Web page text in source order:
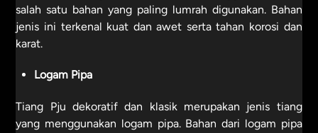
salah satu bahan yang paling lumrah digunakan. Bahan
jenis ini terkenal kuat dan awet serta tahan korosi dan
karat.
Logam Pipa
Tiang Pju dekoratif dan klasik merupakan jenis tiang
yang menggunakan logam pipa. Bahan dari logam pipa